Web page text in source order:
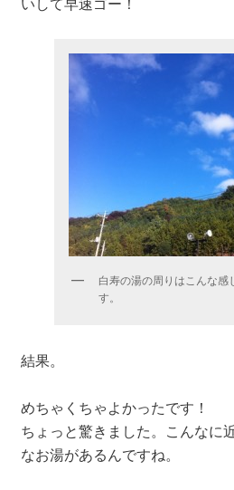
白寿の湯の周りはこんな感
す。
結果。
めちゃくちゃよかったです！
ちょっと驚きました。こんなに
なお湯があるんですね。